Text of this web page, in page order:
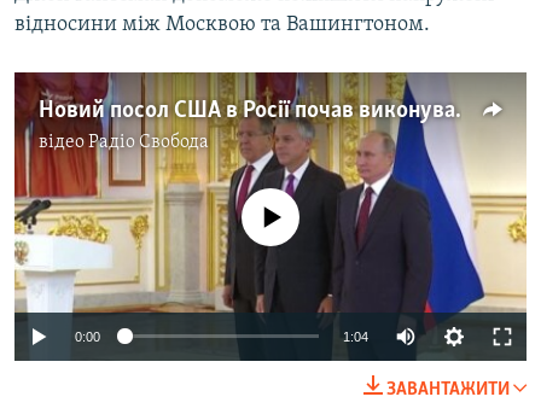
Усі сайти RFE/RL
відносини між Москвою та Вашингтоном.
Новий посол США в Росії почав виконувати обов’язки (відео)
відеоРадіо Свобода
No media source currently available
0:00 1:04
ЗАВАНТАЖИТИ